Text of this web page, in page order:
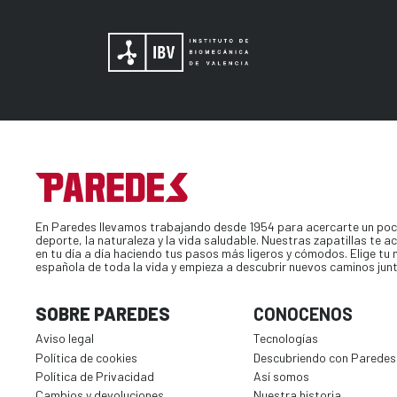
En Paredes llevamos trabajando desde 1954 para acercarte un
deporte, la naturaleza y la vida saludable. Nuestras zapatillas te
en tu día a día haciendo tus pasos más ligeros y cómodos. Elige tu
española de toda la vida y empieza a descubrir nuevos caminos
SOBRE PAREDES
Aviso legal
Política de cookies
Política de Privacidad
CONOCENOS
Tecnologías
Descubriendo con Paredes
Así somos